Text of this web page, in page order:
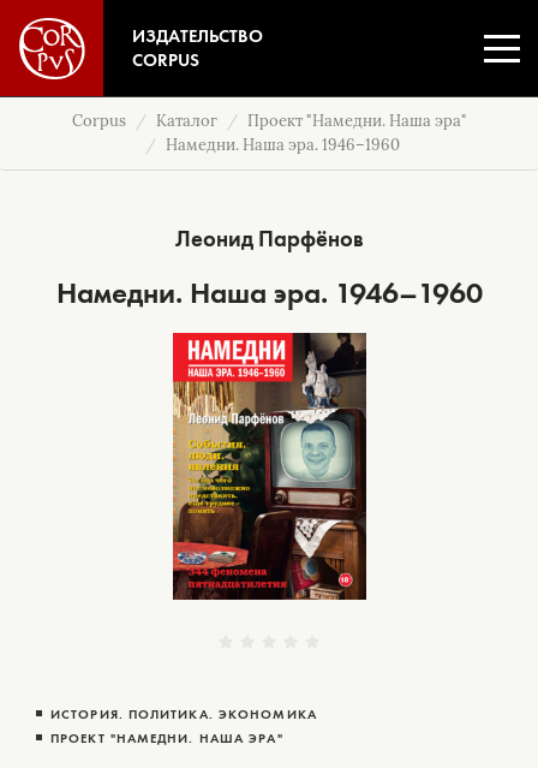
ИЗДАТЕЛЬСТВО
CORPUS
Corpus Каталог
Проект "Намедни. Наша эра"
Намедни. Наша эра. 1946–1960
Леонид Парфёнов
Намедни. Наша эра. 1946–1960
ИСТОРИЯ. ПОЛИТИКА. ЭКОНОМИКА
ПРОЕКТ "НАМЕДНИ. НАША ЭРА"